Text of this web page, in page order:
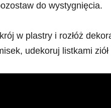
do wystygnięcia.
w plastry i rozłóż
udekoruj listkami